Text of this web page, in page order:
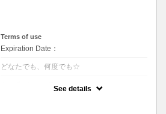
Terms of use
Expiration Date：
どなたでも、何度でも☆
See details